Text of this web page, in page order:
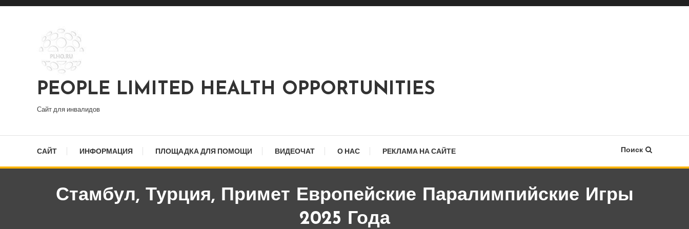
Перейти
содержимому
PEOPLE LIMITED HEALTH OPPORTUNITIES
Сайт для инвалидов
САЙТ ИНФОРМАЦИЯ ПЛОЩАДКА ДЛЯ ПОМОЩИ ВИДЕОЧАТ О НАС РЕКЛАМА НА САЙТЕ Поиск
Стамбул, Турция, Примет Европейские Паралимпийские Игры
2025 Года